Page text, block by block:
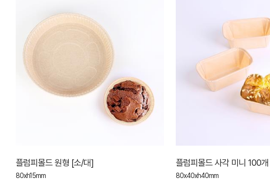
플럼피몰드 원형 [소/대]
80xh15mm
플럼피몰드 사각 미니 100개
80x40xh40mm